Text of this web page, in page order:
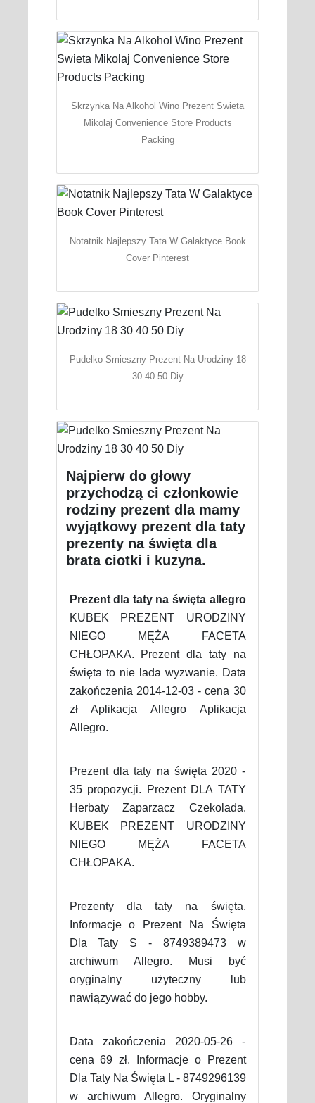
Skrzynka Na Alkohol Wino Prezent Swieta
Mikolaj Convenience Store Products
Packing
Notatnik Najlepszy Tata W Galaktyce Book
Cover Pinterest
Pudelko Smieszny Prezent Na Urodziny 18
30 40 50 Diy
Najpierw do głowy
przychodzą ci członkowie
rodziny prezent dla mamy
wyjątkowy prezent dla taty
prezenty na święta dla
brata ciotki i kuzyna.
Prezent dla taty na święta allegro
KUBEK PREZENT URODZINY
NIEGO MĘŻA FACETA
CHŁOPAKA. Prezent dla taty na
święta to nie lada wyzwanie. Data
zakończenia 2014-12-03 - cena 30
zł Aplikacja Allegro Aplikacja
Allegro.
Prezent dla taty na święta 2020 -
35 propozycji. Prezent DLA TATY
Herbaty Zaparzacz Czekolada.
KUBEK PREZENT URODZINY
NIEGO MĘŻA FACETA
CHŁOPAKA.
Prezenty dla taty na święta.
Informacje o Prezent Na Święta
Dla Taty S - 8749389473 w
archiwum Allegro. Musi być
oryginalny użyteczny lub
nawiązywać do jego hobby.
Data zakończenia 2020-05-26 -
cena 69 zł. Informacje o Prezent
Dla Taty Na Święta L - 8749296139
w archiwum Allegro. Oryginalny